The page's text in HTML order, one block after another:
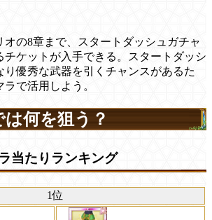
オの8章まで、スタートダッシュガチャ
チケットが入手できる。スタートダッシ
り優秀な武器を引くチャンスがあるた
で活用しよう。
何を狙う？
当たりランキング
1位